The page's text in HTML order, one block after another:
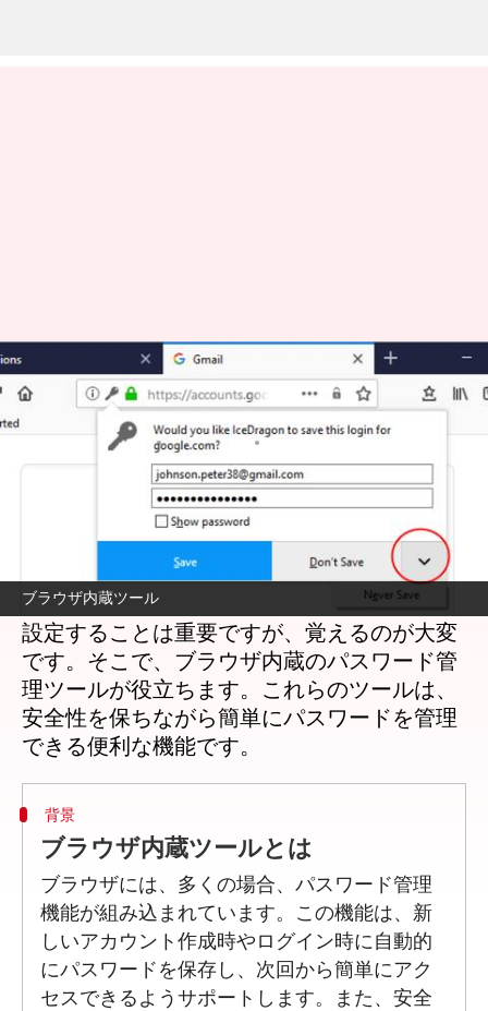
ブラウザ内蔵ツール
ブラウザ内蔵ツールでパスワー
ドを安全に管理する方法
Keito Komeda Jun 27, 2026 10:42 am
インターネットの普及により、私たちは多く
のウェブサイトやサービスを利用していま
す。それぞれのサイトで異なるパスワードを
設定することは重要ですが、覚えるのが大変
です。そこで、ブラウザ内蔵のパスワード管
理ツールが役立ちます。これらのツールは、
安全性を保ちながら簡単にパスワードを管理
背景
ブラウザ内蔵ツールとは
ブラウザには、多くの場合、パスワード管理
機能が組み込まれています。この機能は、新
しいアカウント作成時やログイン時に自動的
にパスワードを保存し、次回から簡単にアク
セスできるようサポートします。また、安全